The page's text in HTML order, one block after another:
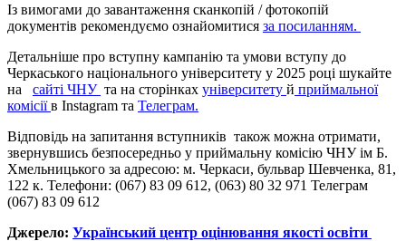
Із вимогами до завантаження сканкопій / фотокопій
документів рекомендуємо ознайомитися за посиланням.
Детальніше про вступну кампанію та умови вступу до
Черкаського національного університету у 2025 році шукайте
на сайті ЧНУ та на сторінках університету й приймальної
комісіїв Іnstagram та Телеграм.
Відповідь на запитання вступників також можна отримати,
звернувшись безпосередньо у приймальну комісію ЧНУ ім Б.
Хмельницького за адресою: м. Черкаси, бульвар Шевченка, 81,
122 к. Телефони: (067) 83 09 612, (063) 80 32 971 Телеграм
(067) 83 09 612
Джерело: Український центр оцінювання якості освіти